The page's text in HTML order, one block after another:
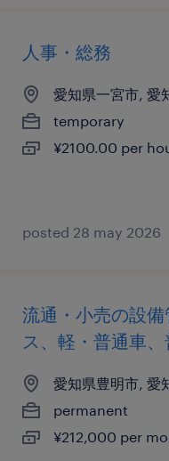
人事・総務
愛知県一宮市, 愛
temporary
¥2100.00 per
posted 28 may 2026
流通・小売の設
ス、軽・普通車
愛知県豊明市, 愛
permanent
¥212,000 per